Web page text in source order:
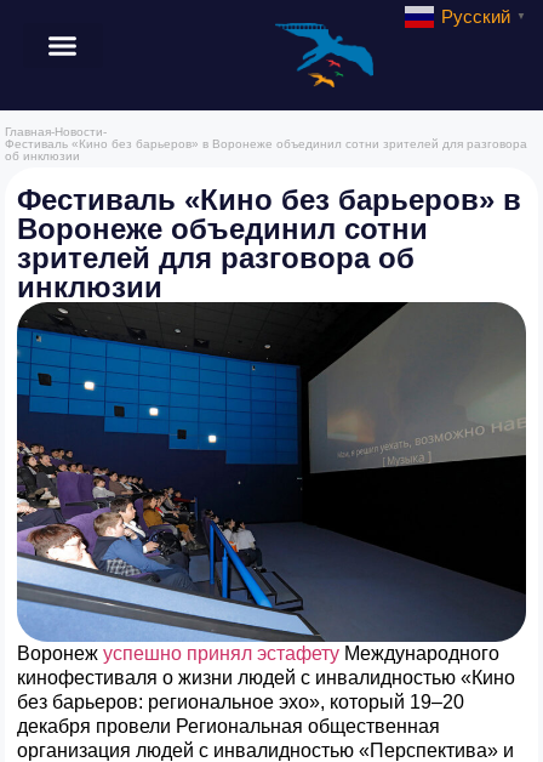
Русский ▼
Главная-Новости-
Фестиваль «Кино без барьеров» в Воронеже объединил сотни зрителей для разговора
об инклюзии
Фестиваль «Кино без барьеров» в
Воронеже объединил сотни
зрителей для разговора об
инклюзии
Воронежуспешно принял эстафету Международного
кинофестиваля о жизни людей с инвалидностью «Кино
без барьеров: региональное эхо», который 19–20
декабря провели Региональная общественная
организация людей с инвалидностью «Перспектива» и